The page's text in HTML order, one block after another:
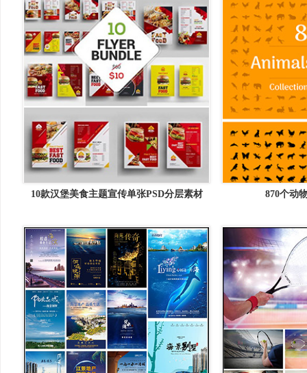
10款汉堡美食主题宣传单张PSD分层素材 870个动